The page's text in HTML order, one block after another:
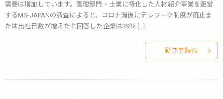
需要は増加しています。管理部門・士業に特化した人材紹介事業を運営
するMS-JAPANの調査によると、コロナ渦後にテレワーク制度が廃止ま
たは出社日数が増えたと回答した企業は39％ […]
続きを読む